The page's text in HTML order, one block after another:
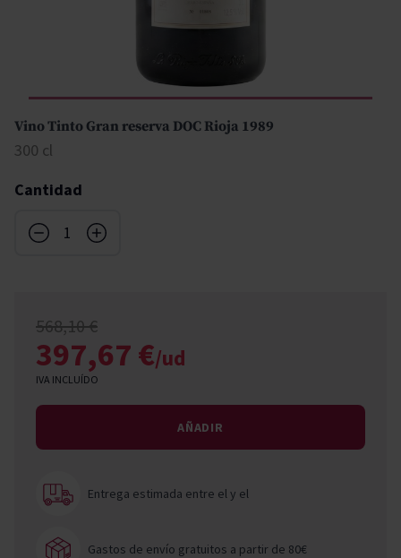
Vino Tinto Gran reserva DOC Rioja 1989
300 cl
Cantidad
568,10 €
397,67 €/ud
IVA INCLUÍDO
AÑADIR
Entrega estimada entre ely el
Gastos de envío gratuitos a partir de 80€